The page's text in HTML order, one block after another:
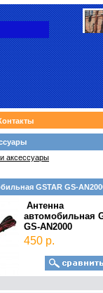
аксессуары
GSTAR GS-
Антенна
автомобильная
GS-AN2000
450 р.